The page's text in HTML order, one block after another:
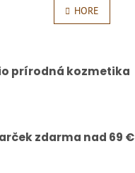
l
á
c
i
v
k
n
k
n
HORE
prírodná kozmetika
zdarma nad 69 €